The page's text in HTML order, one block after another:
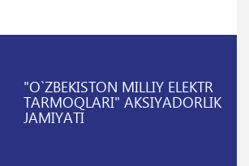
"O`ZBEKISTON MILLIY ELEKTR
TARMOQLARI" AKSIYADORLIK
JAMIYATI